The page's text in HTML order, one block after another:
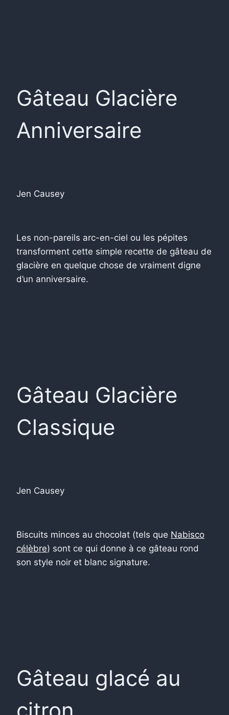
Gâteau Glacière
Anniversaire
Jen Causey
Les non-pareils arc-en-ciel ou les pépites
transforment cette simple recette de gâteau de
glacière en quelque chose de vraiment digne
d’un anniversaire.
Gâteau Glacière
Classique
Jen Causey
Biscuits minces au chocolat (tels que Nabisco
célèbre) sont ce qui donne à ce gâteau rond
son style noir et blanc signature.
Gâteau glacé au